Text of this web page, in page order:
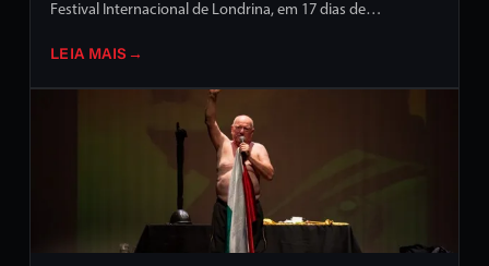
Festival Internacional de Londrina, em 17 dias de
LEIA MAIS →